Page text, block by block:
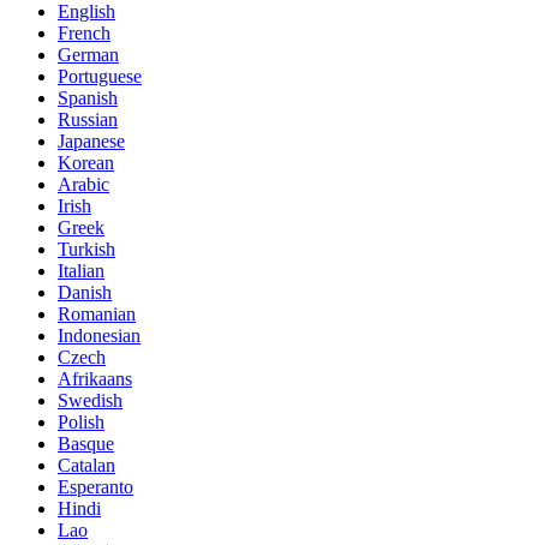
English
French
German
Portuguese
Spanish
Russian
Japanese
Korean
Arabic
Irish
Greek
Turkish
Italian
Danish
Romanian
Indonesian
Czech
Afrikaans
Swedish
Polish
Basque
Catalan
Esperanto
Hindi
Lao